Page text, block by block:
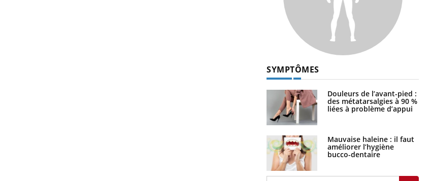
SYMPTÔMES
Douleurs de l’avant-pied :
des métatarsalgies à 90 %
liées à problème d’appui
Mauvaise haleine : il faut
améliorer l’hygiène
bucco-dentaire